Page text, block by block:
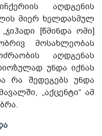
აღდგენის
მიერ ხელდასმულ
[წმინდა ომი]
მოსახლეობას
აღდგენას
უნდა იქნას
რა შედეგებს უნდა
„აქცენტი“ ამ